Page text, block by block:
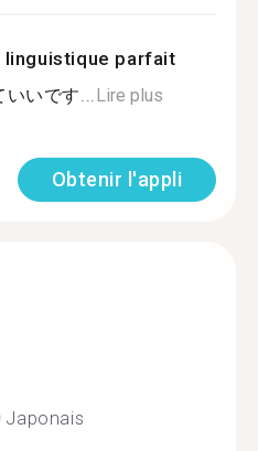
linguistique parfait
いいです...Lire plus
Obtenir l'appli
Japonais